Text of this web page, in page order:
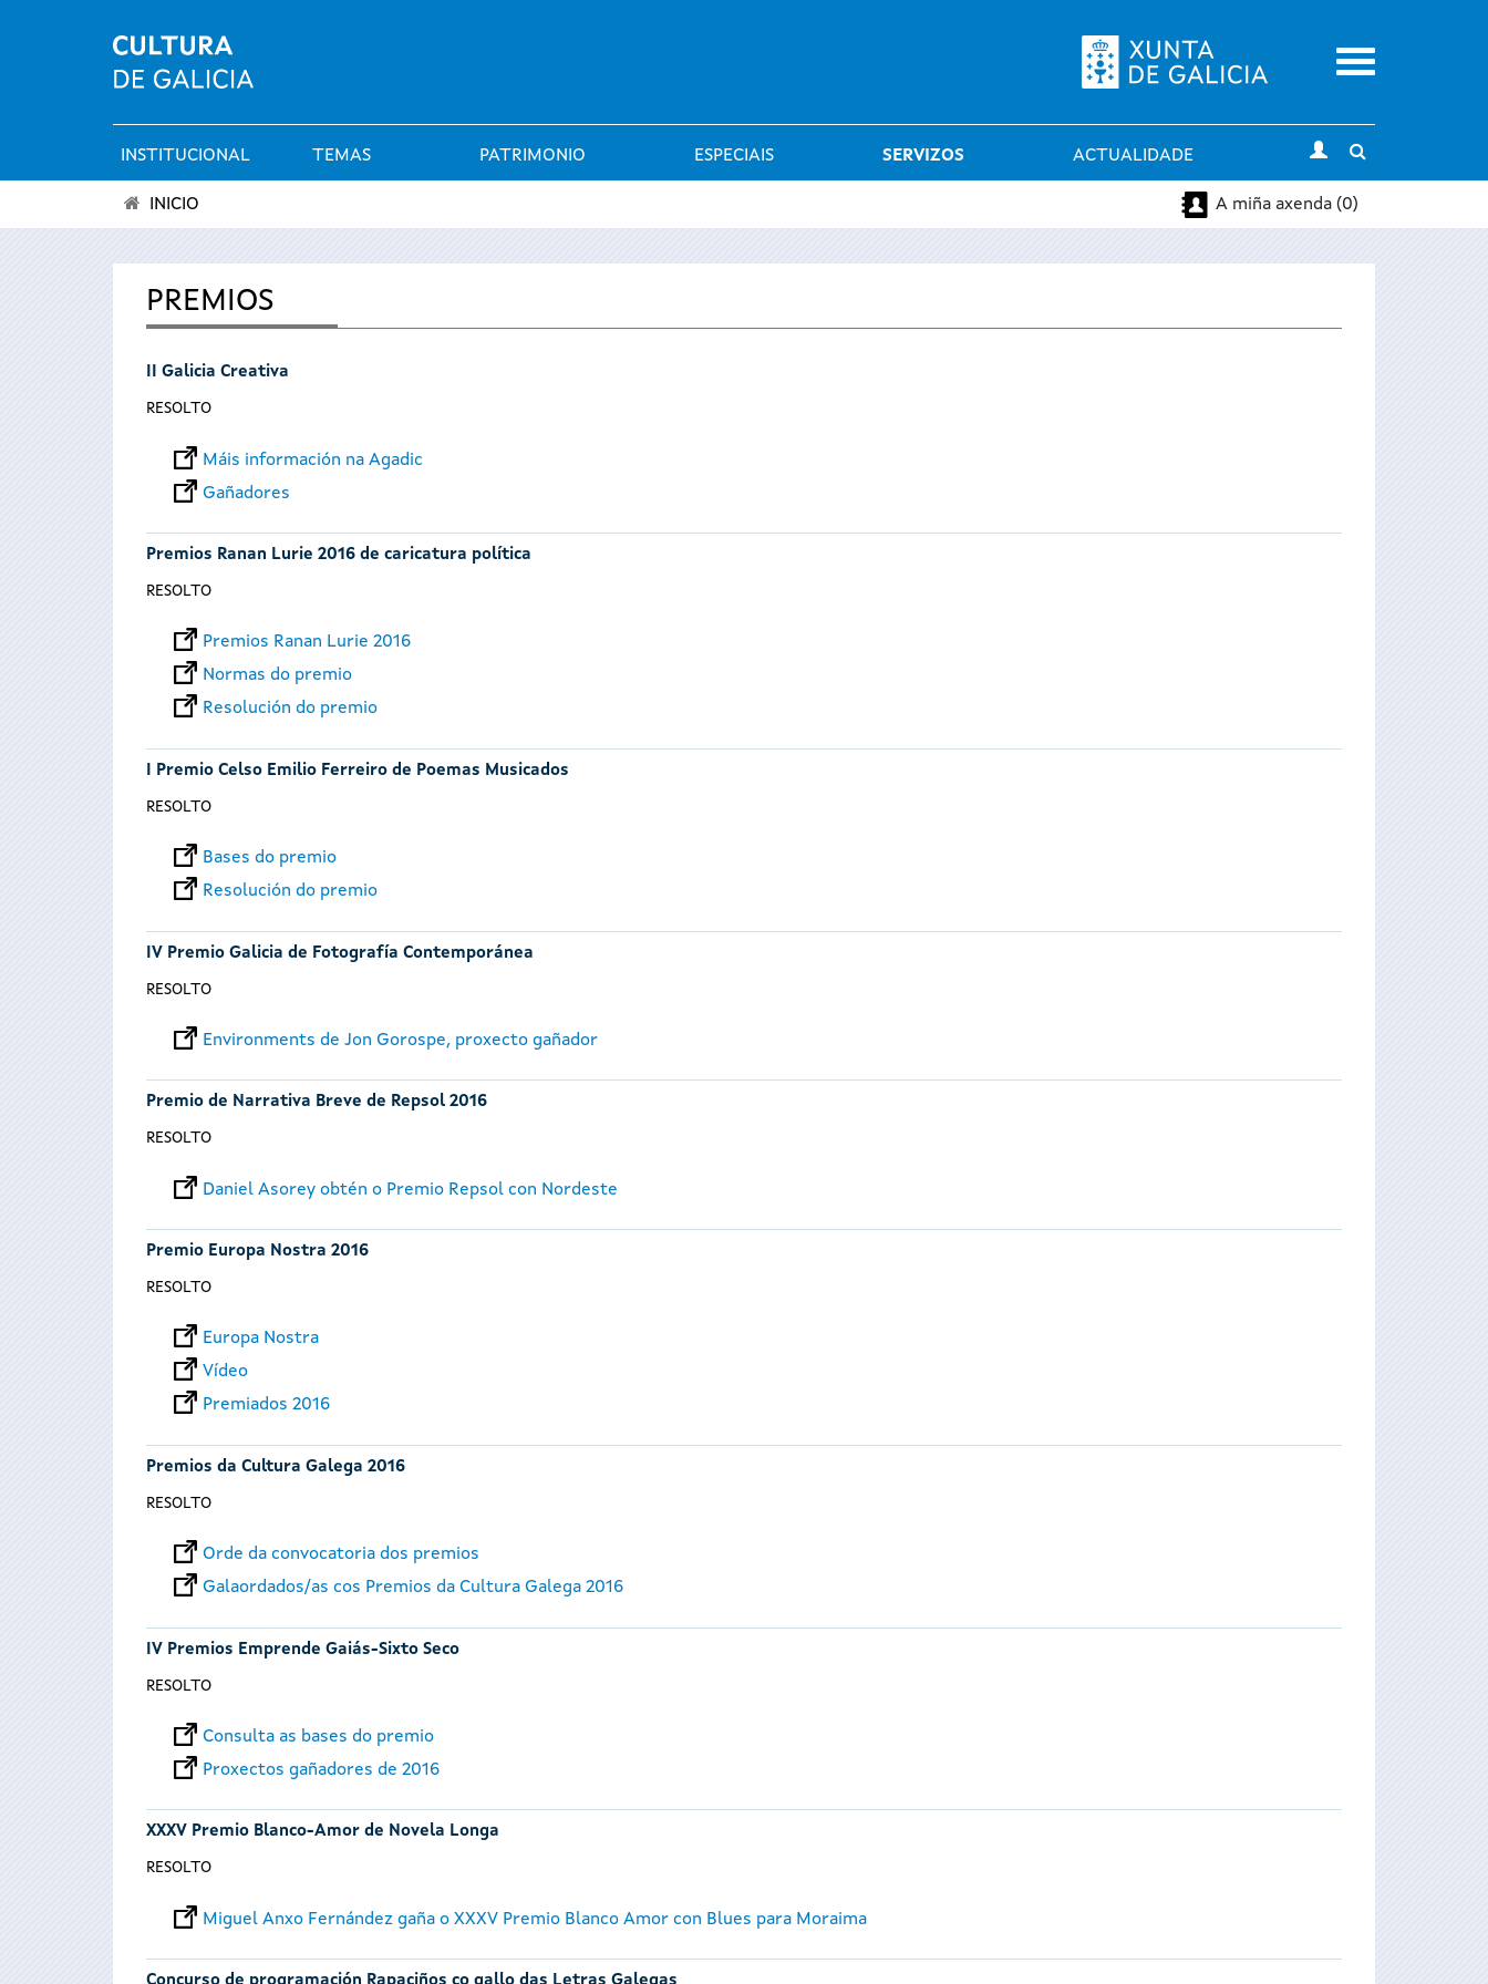
Menu
Menú
principal
INSTITUCIONAL TEMAS PATRIMONIO ESPECIAIS SERVIZOS ACTUALIDADE
search
está
INICIO A miña axenda (0)
PREMIOS
II Galicia Creativa
RESOLTO
Máis información na Agadic
Gañadores
Premios Ranan Lurie 2016 de caricatura política
RESOLTO
Premios Ranan Lurie 2016
Normas do premio
Resolución do premio
I Premio Celso Emilio Ferreiro de Poemas Musicados
RESOLTO
Bases do premio
Resolución do premio
IV Premio Galicia de Fotografía Contemporánea
RESOLTO
Environments de Jon Gorospe, proxecto gañador
Premio de Narrativa Breve de Repsol 2016
RESOLTO
Daniel Asorey obtén o Premio Repsol con Nordeste
Premio Europa Nostra 2016
RESOLTO
Europa Nostra
Vídeo
Premiados 2016
Premios da Cultura Galega 2016
RESOLTO
Orde da convocatoria dos premios
Galaordados/as cos Premios da Cultura Galega 2016
IV Premios Emprende Gaiás-Sixto Seco
RESOLTO
Consulta as bases do premio
Proxectos gañadores de 2016
XXXV Premio Blanco-Amor de Novela Longa
RESOLTO
Miguel Anxo Fernández gaña o XXXV Premio Blanco Amor con Blues para Moraima